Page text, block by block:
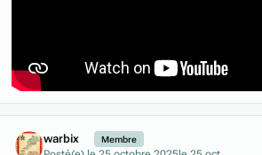
warbix Membre